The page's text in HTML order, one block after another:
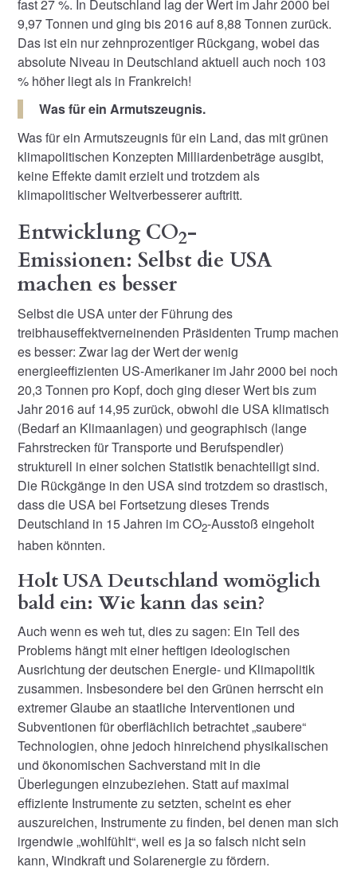
fast 27 %. In Deutschland lag der Wert im Jahr 2000 bei
9,97 Tonnen und ging bis 2016 auf 8,88 Tonnen zurück.
Das ist ein nur zehnprozentiger Rückgang, wobei das
absolute Niveau in Deutschland aktuell auch noch 103
% höher liegt als in Frankreich!
Was für ein Armutszeugnis.
Was für ein Armutszeugnis für ein Land, das mit grünen
klimapolitischen Konzepten Milliardenbeträge ausgibt,
keine Effekte damit erzielt und trotzdem als
klimapolitischer Weltverbesserer auftritt.
Entwicklung CO2-
Emissionen: Selbst die USA
machen es besser
Selbst die USA unter der Führung des
treibhauseffektverneinenden Präsidenten Trump machen
es besser: Zwar lag der Wert der wenig
energieeffizienten US-Amerikaner im Jahr 2000 bei noch
20,3 Tonnen pro Kopf, doch ging dieser Wert bis zum
Jahr 2016 auf 14,95 zurück, obwohl die USA klimatisch
(Bedarf an Klimaanlagen) und geographisch (lange
Fahrstrecken für Transporte und Berufspendler)
strukturell in einer solchen Statistik benachteiligt sind.
Die Rückgänge in den USA sind trotzdem so drastisch,
dass die USA bei Fortsetzung dieses Trends
Deutschland in 15 Jahren im CO2-Ausstoß eingeholt
haben könnten.
Holt USA Deutschland womöglich
bald ein: Wie kann das sein?
Auch wenn es weh tut, dies zu sagen: Ein Teil des
Problems hängt mit einer heftigen ideologischen
Ausrichtung der deutschen Energie- und Klimapolitik
zusammen. Insbesondere bei den Grünen herrscht ein
extremer Glaube an staatliche Interventionen und
Subventionen für oberflächlich betrachtet „saubere“
Technologien, ohne jedoch hinreichend physikalischen
und ökonomischen Sachverstand mit in die
Überlegungen einzubeziehen. Statt auf maximal
effiziente Instrumente zu setzten, scheint es eher
auszureichen, Instrumente zu finden, bei denen man sich
irgendwie „wohlfühlt“, weil es ja so falsch nicht sein
kann, Windkraft und Solarenergie zu fördern.